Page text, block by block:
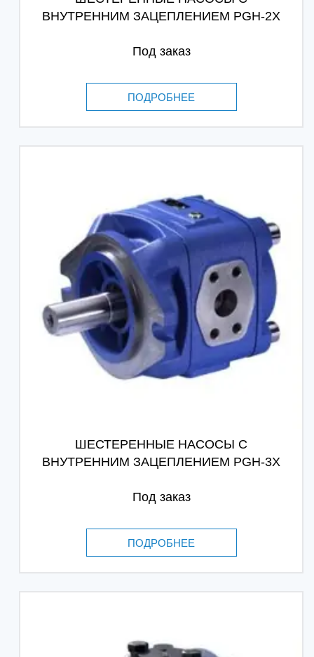
ВНУТРЕННИМ ЗАЦЕПЛЕНИЕМ PGH-2X
Под заказ
ПОДРОБНЕЕ
ШЕСТЕРЕННЫЕ НАСОСЫ С
ВНУТРЕННИМ ЗАЦЕПЛЕНИЕМ PGH-3X
Под заказ
ПОДРОБНЕЕ